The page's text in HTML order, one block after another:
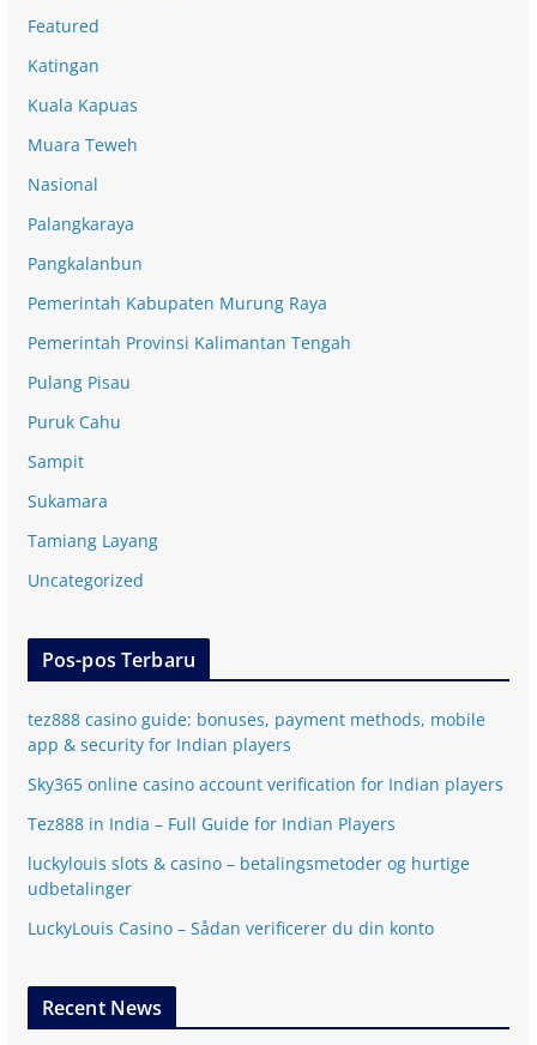
Featured
Katingan
Kuala Kapuas
Muara Teweh
Nasional
Palangkaraya
Pangkalanbun
Pemerintah Kabupaten Murung Raya
Pemerintah Provinsi Kalimantan Tengah
Pulang Pisau
Puruk Cahu
Sampit
Sukamara
Tamiang Layang
Uncategorized
Pos-pos Terbaru
tez888 casino guide: bonuses, payment methods, mobile
app & security for Indian players
Sky365 online casino account verification for Indian players
Tez888 in India – Full Guide for Indian Players
luckylouis slots & casino – betalingsmetoder og hurtige
udbetalinger
LuckyLouis Casino – Sådan verificerer du din konto
Recent News